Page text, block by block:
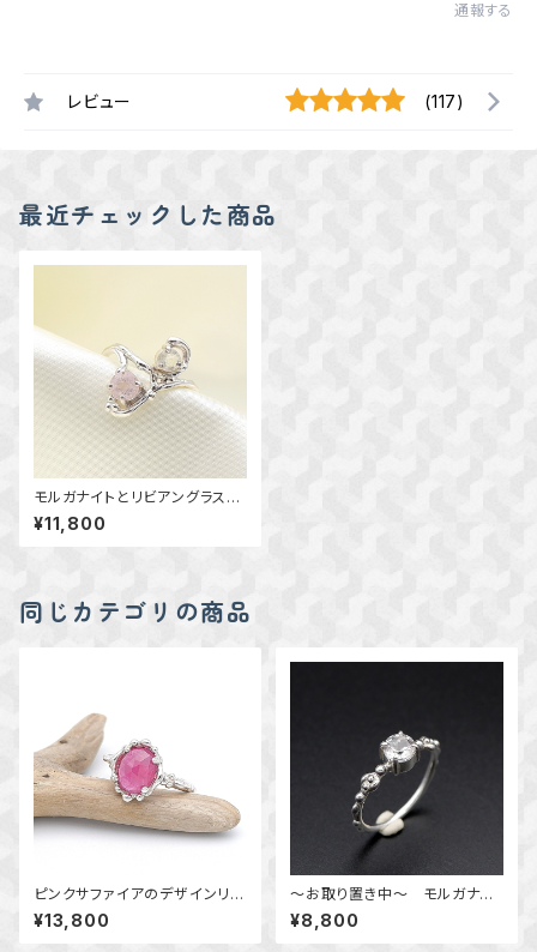
通報する
レビュー (117)
最近チェックした商品
モルガナイトとリビアングラスの
デザインリング 11号 ～朝露
の雫～ 天然石アクセサリー
指輪 一点物アクセサリー
¥11,800
同じカテゴリの商品
ピンクサファイアのデザインリン
グ 11号 ～薔薇色のきらめき
～ 天然石アクセサリー 指
輪 一点物
¥13,800
～お取り置き中～ モルガナイ
トのデザインリング 11.5号
～指先に輝きを～ 天然石アク
セサリー 指輪 一点物アクセ
¥8,800